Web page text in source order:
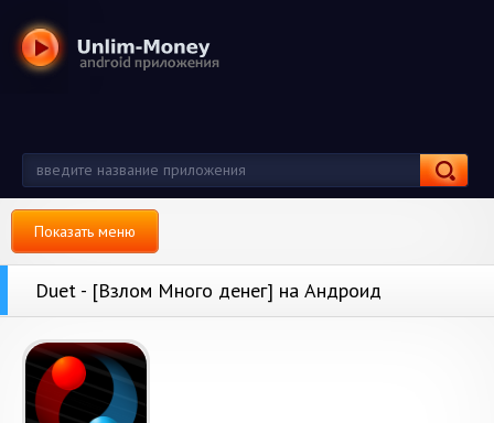
Показать меню
Duet - [Взлом Много денег] на Андроид